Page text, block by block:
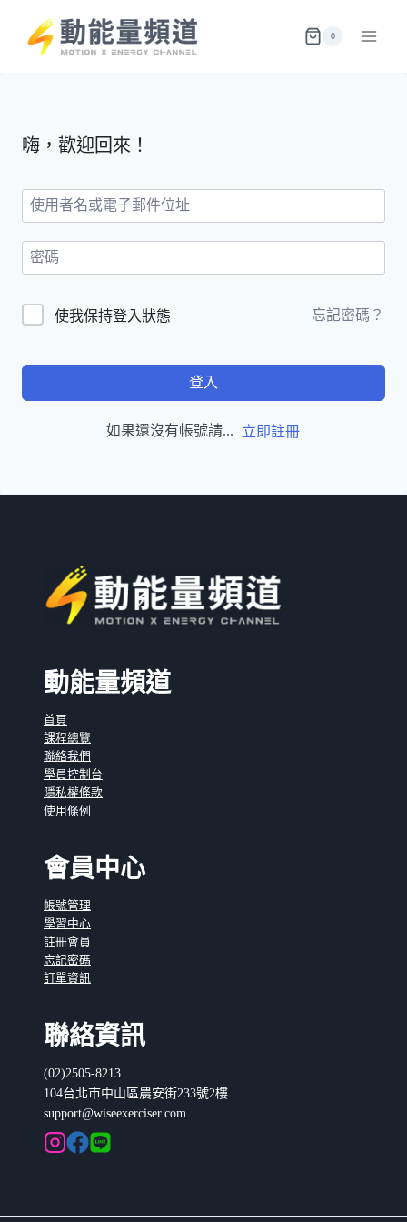
content
0
嗨，歡迎回來！
使我保持登入狀態 忘記密碼？
登入
如果還沒有帳號請... 立即註冊
動能量頻道
首頁
課程總覽
聯絡我們
學員控制台
隱私權條款
使用條例
會員中心
帳號管理
學習中心
註冊會員
忘記密碼
訂單資訊
聯絡資訊
(02)2505-8213
104台北市中山區農安街233號2樓
support@wiseexerciser.com